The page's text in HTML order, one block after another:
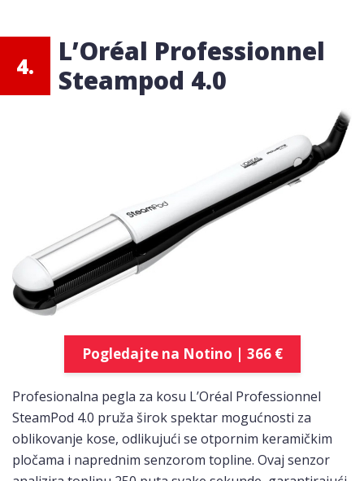
4.
L’Oréal Professionnel
Steampod 4.0
Pogledajte na Notino | 366 €
Profesionalna pegla za kosu L’Oréal Professionnel
SteamPod 4.0 pruža širok spektar mogućnosti za
oblikovanje kose, odlikujući se otpornim keramičkim
pločama i naprednim senzorom topline. Ovaj senzor